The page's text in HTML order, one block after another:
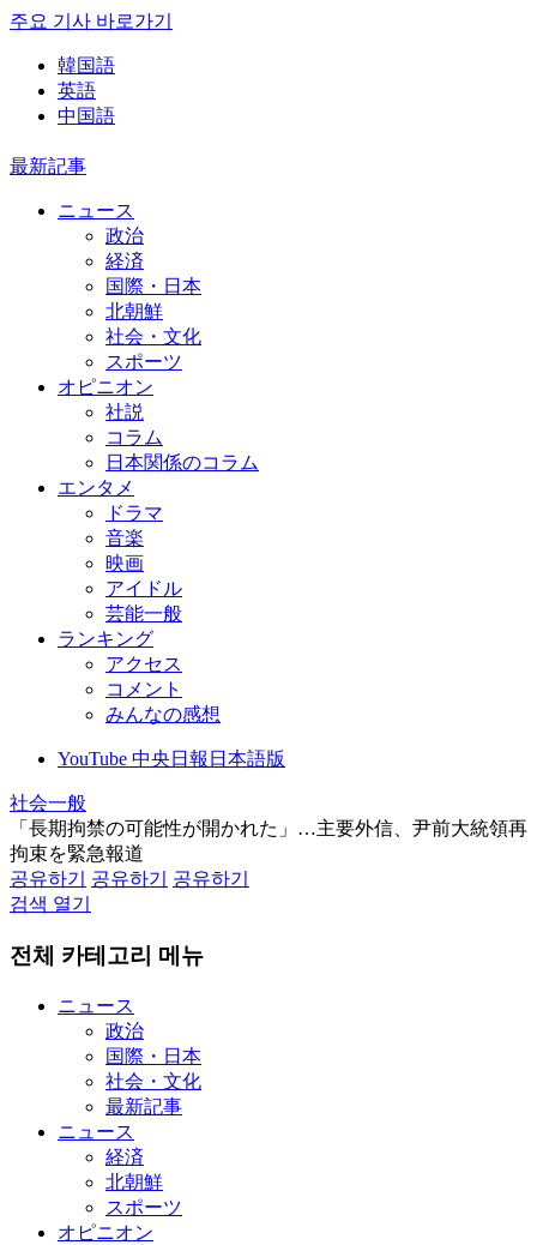
주요 기사 바로가기
韓国語
英語
中国語
最新記事
ニュース
政治
経済
国際・日本
北朝鮮
社会・文化
スポーツ
オピニオン
社説
コラム
日本関係のコラム
エンタメ
ドラマ
音楽
映画
アイドル
芸能一般
ランキング
アクセス
コメント
みんなの感想
YouTube 中央日報日本語版
社会一般
「長期拘禁の可能性が開かれた」…主要外信、尹前大統領再
拘束を緊急報道
공유하기
공유하기
공유하기
검색 열기
전체 카테고리 메뉴
ニュース
政治
国際・日本
社会・文化
最新記事
ニュース
経済
北朝鮮
スポーツ
オピニオン